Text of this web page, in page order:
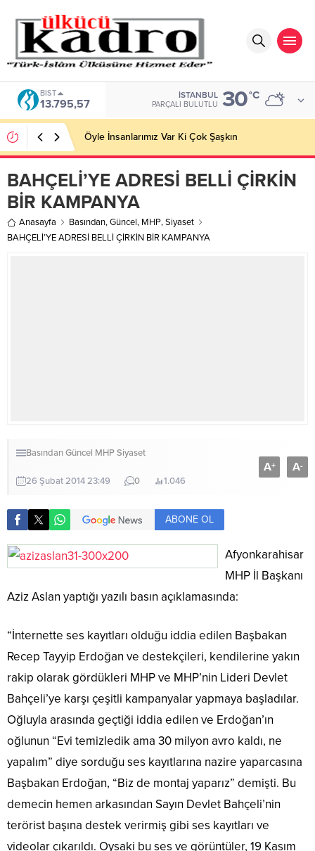
BIST
13.795,57
İSTANBUL
PARÇALI BULUTLU 30°C
Öyle İnsanlarımız Var Ki Çok Şaşkın
BAHÇELİ’YE ADRESİ BELLİ ÇİRKİN
BİR KAMPANYA
Anasayfa Basından,Güncel, MHP,Siyaset
BAHÇELİ’YE ADRESİ BELLİ ÇİRKİN BİR KAMPANYA
BasındanGüncel MHPSiyaset
26 Şubat 2014 23:49 0 1.046
A+ A-
ABONE OL
Afyonkarahisar
MHP İl Başkanı
Aziz Aslan yaptığı yazılı basın açıklamasında:
“İnternette ses kayıtları olduğu iddia edilen Başbakan
Recep Tayyip Erdoğan ve destekçileri, kendilerine yakın
rakip olarak gördükleri MHP ve MHP’nin Lideri Devlet
Bahçeli’ye karşı çeşitli kampanyalar yapmaya başladılar.
Oğluyla arasında geçtiği iddia edilen ve Erdoğan’ın
oğlunun “Evi temizledik ama 30 milyon avro kaldı, ne
yapalım” diye sorduğu ses kayıtlarına nazire yaparcasına
Başbakan Erdoğan, “Biz de montaj yaparız” demişti. Bu
demecin hemen arkasından Sayın Devlet Bahçeli’nin
terörist başına destek verirmiş gibi ses kayıtları ve
videolar çıkarıldı. Oysaki bu ses ve görüntüler, 19 Kasım